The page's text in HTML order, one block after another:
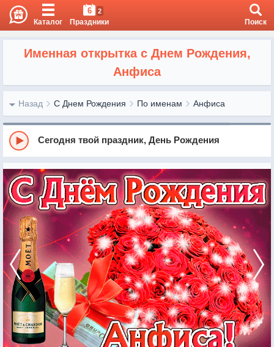
Каталог
6 2
Праздники Поиск
Именная открытка с Днем Рождения,
Анфиса
Назад С Днем Рождения По именам Анфиса
Сегодня твой праздник, День Рождения